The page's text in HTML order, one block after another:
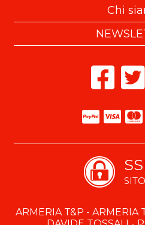
Chi
ARMERIA T&P - ARMERIA